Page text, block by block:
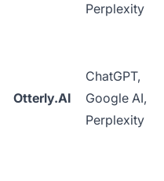
Perplexity
Otterly.AI
ChatGPT,
Google AI,
Perplexity